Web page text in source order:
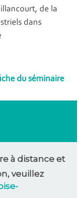
de la
dans
du séminaire
à distance et
veuillez